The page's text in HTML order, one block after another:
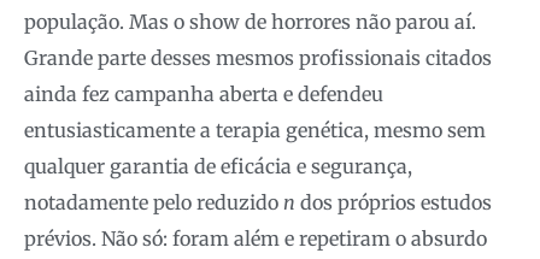
população. Mas o show de horrores não parou aí.
Grande parte desses mesmos profissionais citados
ainda fez campanha aberta e defendeu
entusiasticamente a terapia genética, mesmo sem
qualquer garantia de eficácia e segurança,
notadamente pelo reduzido n dos próprios estudos
prévios. Não só: foram além e repetiram o absurdo